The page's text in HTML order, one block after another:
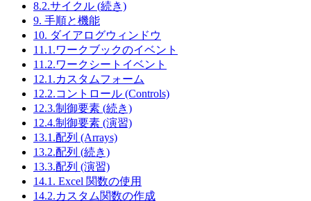
8.2.サイクル (続き)
9. 手順と機能
10. ダイアログウィンドウ
11.1.ワークブックのイベント
11.2.ワークシートイベント
12.1.カスタムフォーム
12.2.コントロール (Controls)
12.3.制御要素 (続き)
12.4.制御要素 (演習)
13.1.配列 (Arrays)
13.2.配列 (続き)
13.3.配列 (演習)
14.1. Excel 関数の使用
14.2.カスタム関数の作成